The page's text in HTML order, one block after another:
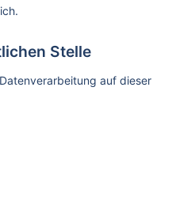
Stelle
auf dieser